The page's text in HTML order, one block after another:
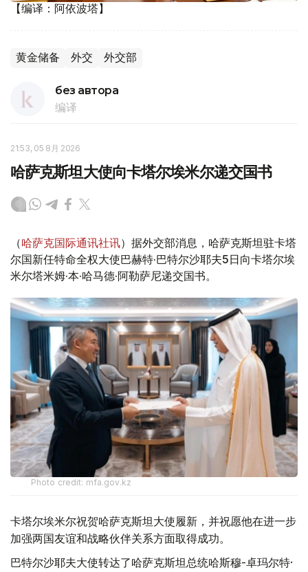
【编译：阿依波塔】
黄金储备 外交 外交部
без автора
编译
21:53, 05 8月 2026
哈萨克斯坦大使向卡塔尔埃米尔递交国书
（哈萨克国际通讯社讯）据外交部消息，哈萨克斯坦驻卡塔
尔国新任特命全权大使巴赫特·巴特尔沙耶夫5日向卡塔尔埃
米尔塔米姆·本·哈马德·阿勒萨尼递交国书。
Photo credit: mfa.gov.kz
卡塔尔埃米尔祝贺哈萨克斯坦大使履新，并祝愿他在进一步
加强两国友谊和战略伙伴关系方面取得成功。
巴特尔沙耶夫大使转达了哈萨克斯坦总统哈斯穆-卓玛尔特·